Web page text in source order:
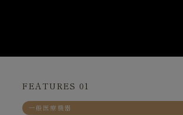
FEATURES 01
一般医療機器